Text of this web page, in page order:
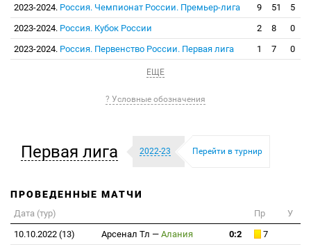
2023-2024. Россия. Чемпионат России. Премьер-лига 9 51
5
2023-2024. Россия. Кубок России 2 8
0
2023-2024. Россия. Первенство России. Первая лига 1 7 0
ЕЩЕ
? Условные обозначения
Первая лига 2022-23 Перейти в турнир
ПРОВЕДЕННЫЕ МАТЧИ
Дата (тур) Пр
У
10.10.2022 (13)
Арсенал Тл — Алания 0:2
7